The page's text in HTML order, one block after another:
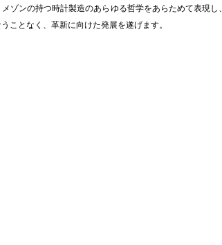
ゾンの持つ時計製造のあらゆる哲学をあらためて表現し、
ことなく、革新に向けた発展を遂げます。